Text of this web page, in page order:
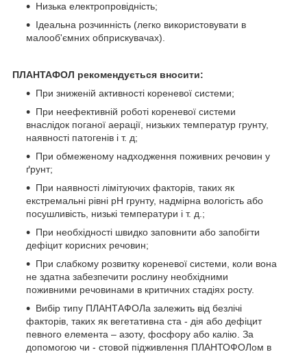
Низька електропровідність;
Ідеальна розчинність (легко використовувати в
малооб'ємних обприскувачах).
ПЛАНТАФОЛ рекомендується вносити:
При зниженій активності кореневої системи;
При неефективній роботі кореневої системи
внаслідок поганої аерації, низьких температур грунту,
наявності патогенів і т. д;
При обмеженому надходження поживних речовин у
ґрунт;
При наявності лімітуючих факторів, таких як
екстремальні рівні рН грунту, надмірна вологість або
посушливість, низькі температури і т. д.;
При необхідності швидко заповнити або запобігти
дефіцит корисних речовин;
При слабкому розвитку кореневої системи, коли вона
не здатна забезпечити рослину необхідними
поживними речовинами в критичних стадіях росту.
Вибір типу ПЛАНТАФОЛа залежить від безлічі
факторів, таких як вегетативна ста - дія або дефіцит
певного елемента – азоту, фосфору або калію. За
допомогою чи - стовой підживлення ПЛАНТОФОЛом в